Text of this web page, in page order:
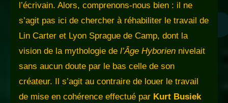
l’écrivain. Alors, comprenons-nous bien : il ne
s’agit pas ici de chercher à réhabiliter le travail de
Lin Carter et Lyon Sprague de Camp, dont la
vision de la mythologie de l’Âge Hyborien nivelait
sans aucun doute par le bas celle de son
créateur. Il s’agit au contraire de louer le travail
de mise en cohérence effectué par Kurt Busiek